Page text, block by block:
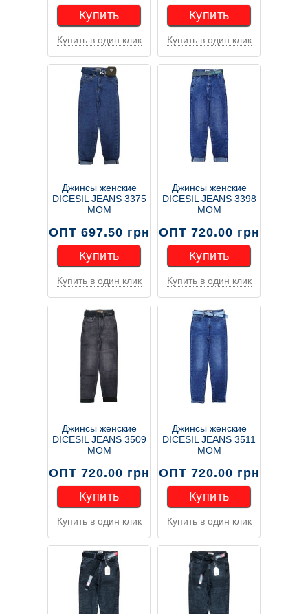
Купить
Купить
Купить в один клик
Купить
Купить
Купить в один клик
Джинсы женские
DICESIL JEANS 3375
MOM
ОПТ 697.50 грн
Купить
Купить
Купить в один клик
Джинсы женские
DICESIL JEANS 3398
MOM
ОПТ 720.00 грн
Купить
Купить
Купить в один клик
Джинсы женские
DICESIL JEANS 3509
MOM
ОПТ 720.00 грн
Купить
Купить
Купить в один клик
Джинсы женские
DICESIL JEANS 3511
MOM
ОПТ 720.00 грн
Купить
Купить
Купить в один клик